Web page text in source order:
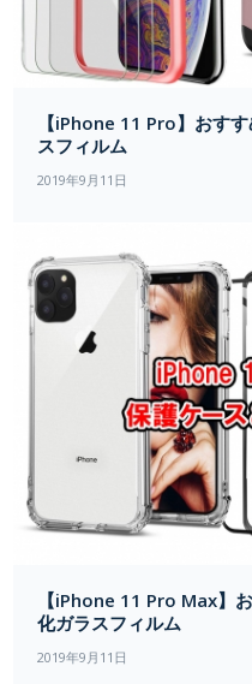
【iPhone 11 Pro】おす
スフィルム
2019年9月11日
【iPhone 11 Pro Max】
化ガラスフィルム
2019年9月11日